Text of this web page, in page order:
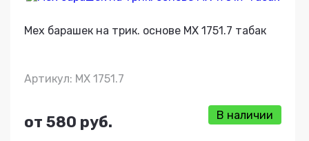
Мех барашек на трик. основе МХ 1751.7 табак
Артикул: МХ 1751.7
от 580 руб. В наличии